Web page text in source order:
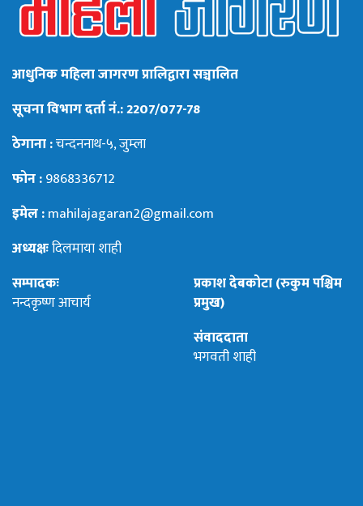
आधुनिक महिला जागरण प्रालिद्वारा सञ्चालित
सूचना विभाग दर्ता नं.: 2207/077-78
ठेगाना :चन्दननाथ-५, जुम्ला
फोन :9868336712
इमेल :mahilajagaran2@gmail.com
अध्यक्षःदिलमाया शाही
सम्पादकः
नन्दकृष्ण आचार्य
प्रकाश देबकोटा (रुकुम पश्चिम
प्रमुख)
संवाददाता
भगवती शाही